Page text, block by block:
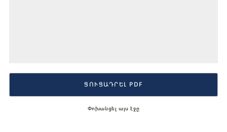
Փոխանցել այս էջը
ՑՈՒՑԱԴՐԵԼ PDF